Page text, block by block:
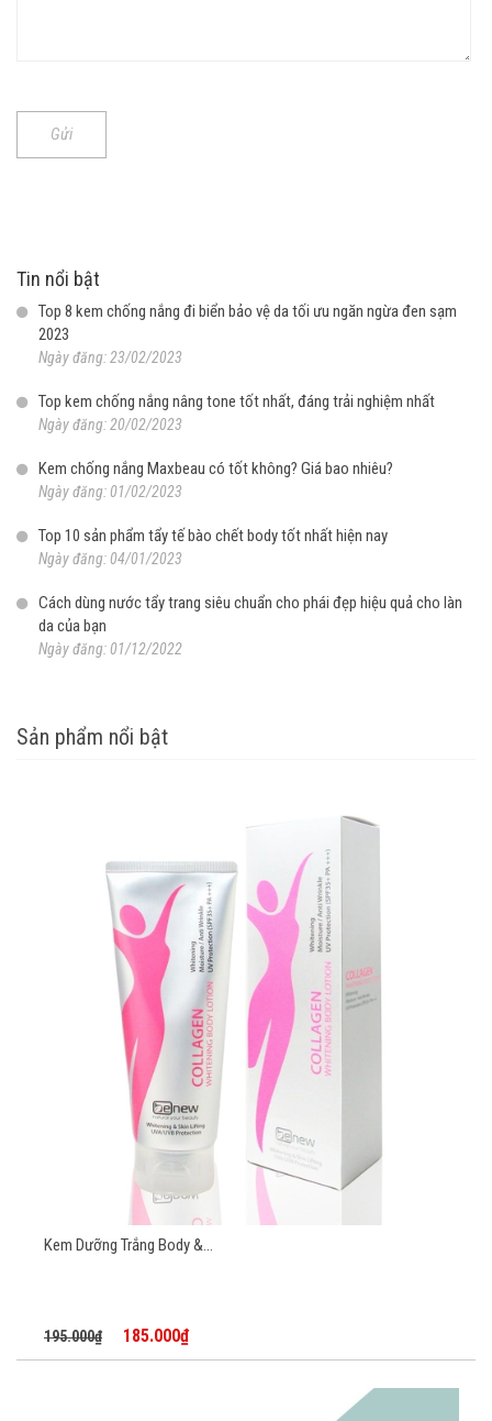
Gửi
Tin nổi bật
Top 8 kem chống nắng đi biển bảo vệ da tối ưu ngăn ngừa đen sạm
2023
Ngày đăng: 23/02/2023
Top kem chống nắng nâng tone tốt nhất, đáng trải nghiệm nhất
Ngày đăng: 20/02/2023
Kem chống nắng Maxbeau có tốt không? Giá bao nhiêu?
Ngày đăng: 01/02/2023
Top 10 sản phẩm tẩy tế bào chết body tốt nhất hiện nay
Ngày đăng: 04/01/2023
Cách dùng nước tẩy trang siêu chuẩn cho phái đẹp hiệu quả cho làn
da của bạn
Ngày đăng: 01/12/2022
Sản phẩm nổi bật
Kem Dưỡng Trắng Body &...
195.000₫ 185.000₫